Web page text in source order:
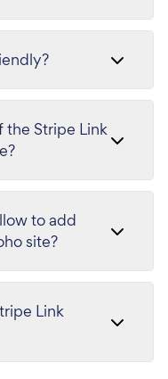
the Stripe Link
to add
site?
Link